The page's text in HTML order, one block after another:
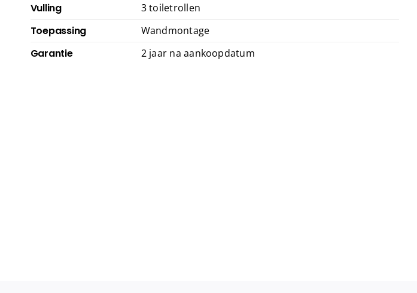
Vulling 3 toiletrollen
Toepassing Wandmontage
Garantie 2 jaar na aankoopdatum